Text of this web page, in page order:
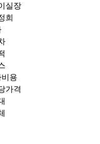
실장
희
용
가격